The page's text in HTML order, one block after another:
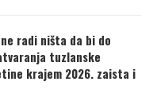
radi ništa da bi do
tuzlanske
krajem 2026. zaista i